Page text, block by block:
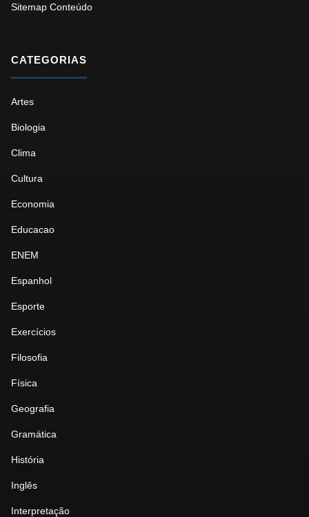
Sitemap Conteúdo
CATEGORIAS
Artes
Biologia
Clima
Cultura
Economia
Educacao
ENEM
Espanhol
Esporte
Exercícios
Filosofia
Física
Geografia
Gramática
História
Inglês
Interpretação